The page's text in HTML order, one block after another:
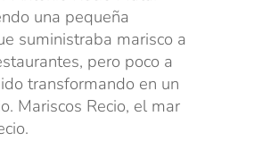
una pequeña
suministraba marisco a
pero poco a
transformando en un
Mariscos Recio, el mar